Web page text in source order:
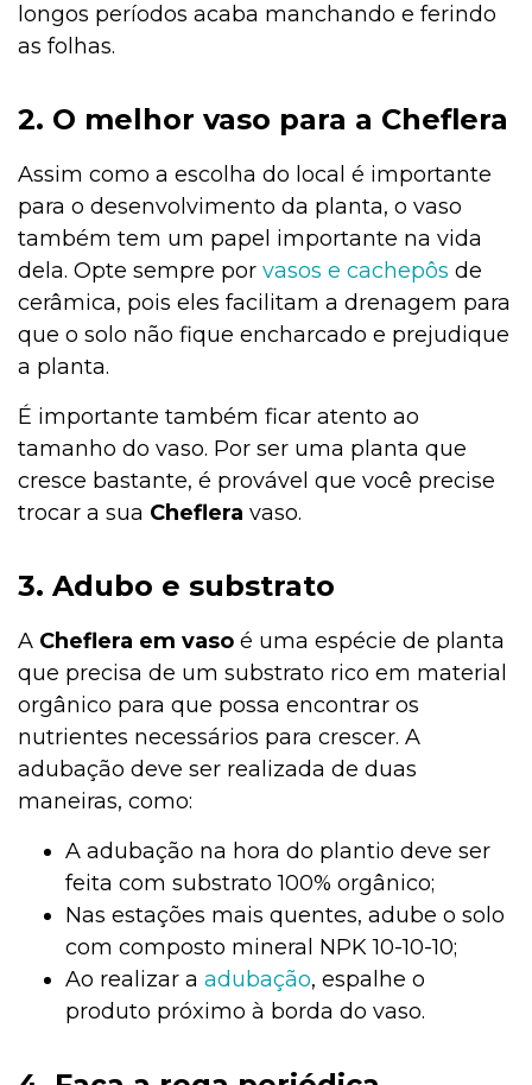
longos períodos acaba manchando e ferindo
as folhas.
2. O melhor vaso para a Cheflera
Assim como a escolha do local é importante
para o desenvolvimento da planta, o vaso
também tem um papel importante na vida
dela. Opte sempre por vasos e cachepôs de
cerâmica, pois eles facilitam a drenagem para
que o solo não fique encharcado e prejudique
a planta.
É importante também ficar atento ao
tamanho do vaso. Por ser uma planta que
cresce bastante, é provável que você precise
trocar a sua Cheflera vaso.
3. Adubo e substrato
A Cheflera em vaso é uma espécie de planta
que precisa de um substrato rico em material
orgânico para que possa encontrar os
nutrientes necessários para crescer. A
adubação deve ser realizada de duas
maneiras, como:
A adubação na hora do plantio deve ser
feita com substrato 100% orgânico;
Nas estações mais quentes, adube o solo
com composto mineral NPK 10-10-10;
Ao realizar a adubação, espalhe o
produto próximo à borda do vaso.